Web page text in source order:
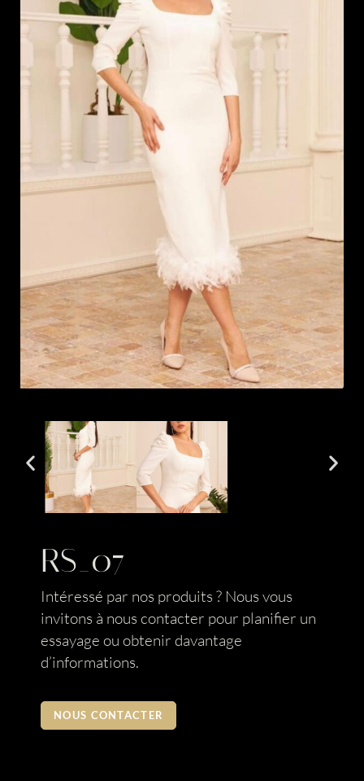
RS_07
Intéressé par nos produits ? Nous vous
invitons à nous contacter pour planifier un
essayage ou obtenir davantage
d’informations.
NOUS CONTACTER